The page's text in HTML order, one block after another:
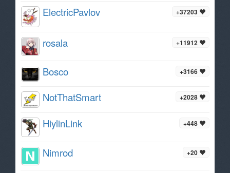
+37203
ElectricPavlov
+11912
rosala
+3166
Bosco
+2028
NotThatSmart
+448
HiylinLink
+20
Nimrod